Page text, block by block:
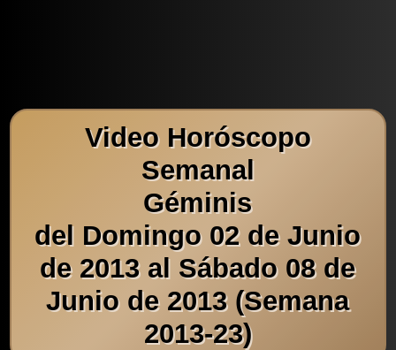
Video Horóscopo
Semanal
Géminis
del Domingo 02 de Junio
de 2013 al Sábado 08 de
Junio de 2013 (Semana
2013-23)